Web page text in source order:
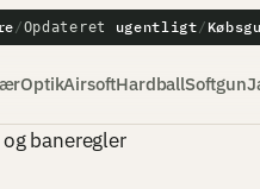
/Opdateret ugentligt/
OptikAirsoftHardballSoftgun
baneregler